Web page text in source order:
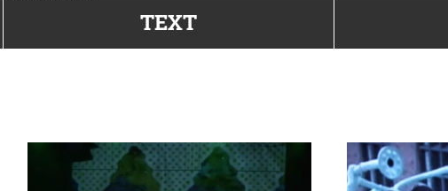
poloneze la București
TEXT